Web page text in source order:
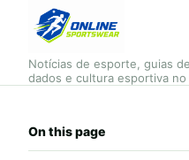
Notícias de esporte, guias
dados e cultura esportiva no
On this page